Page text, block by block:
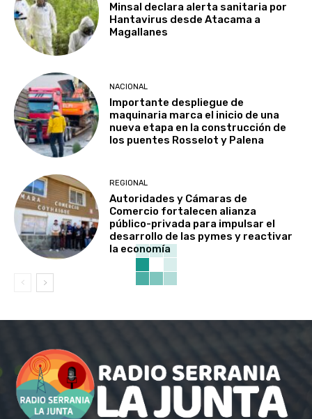
Minsal declara alerta sanitaria por
Hantavirus desde Atacama a
Magallanes
NACIONAL
Importante despliegue de
maquinaria marca el inicio de una
nueva etapa en la construcción de
los puentes Rosselot y Palena
REGIONAL
Autoridades y Cámaras de
Comercio fortalecen alianza
público-privada para impulsar el
desarrollo de las pymes y reactivar
la economía